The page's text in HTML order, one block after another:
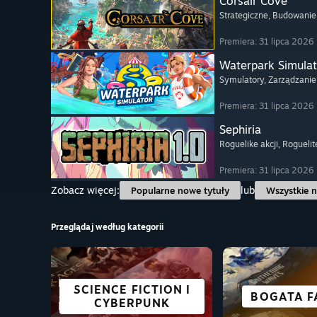
Strategiczne,
Premiera: 31 lipca 2026
Waterpark
Symulatory, Zarządzanie
Premiera: 31 lipca 2026
Sephiria
Roguelike akcji,
Premiera: 31 lipca 2026
Zobacz więcej:
Popularne nowe tytuły lub Wszystkie
Przeglądaj według kategorii
SCIENCE FICTION I
CYBERPUNK
BOGATA
TYTUŁY VR ŚWIETNE
AKCJA
KOOPERACYJNE